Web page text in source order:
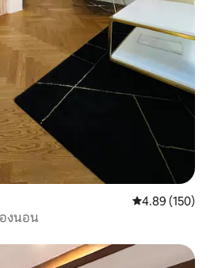
คะแนนเฉลี่ย
4.89 (150)
งนอน